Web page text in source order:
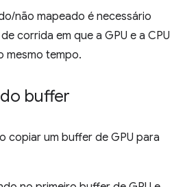
não mapeado é necessário
corrida em que a GPU e a CPU
mesmo tempo.
buffer
copiar um buffer de GPU para